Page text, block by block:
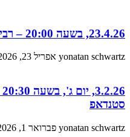
23.4.26, בשעה 20:00 – רביעיית הסקסופונים של תל אביב
yonatan schwartz אפריל 23, 2026
סטנדאפ
yonatan schwartz פברואר 1, 2026